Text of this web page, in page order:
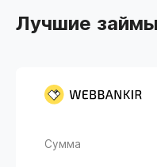
Лучшие
Сумма